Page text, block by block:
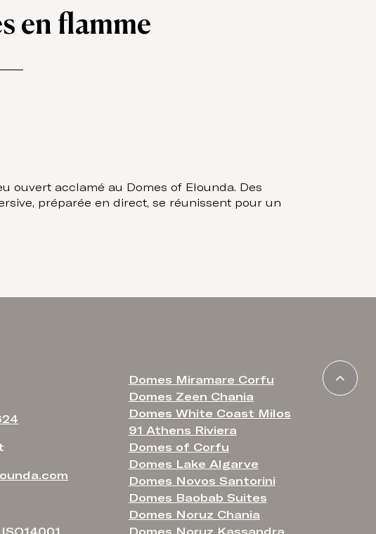
en flamme
ouvert acclamé au Domes of Elounda. Des
préparée en direct, se réunissent pour un
Domes Miramare Corfu
Domes Zeen Chania
Domes White Coast Milos
91 Athens Riviera
Domes of Corfu
Domes Lake Algarve
Domes Novos Santorini
Domes Baobab Suites
Domes Noruz Chania
Domes Noruz Kassandra